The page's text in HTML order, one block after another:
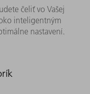
čeliť vo Vašej
inteligentným
nastavení.